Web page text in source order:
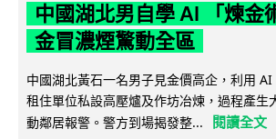
中國湖北男自學 AI 「煉金
金冒濃煙驚動全區
中國湖北黃石一名男子見金價高企，利用
租住單位私設高壓爐及作坊冶煉，過程產生
動鄰居報警。警方到場揭發整...
閱讀全文